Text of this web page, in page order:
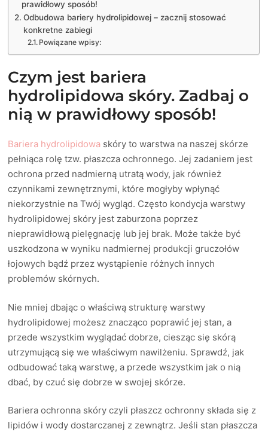
prawidłowy sposób!
Odbudowa bariery hydrolipidowej – zacznij stosować
konkretne zabiegi
Powiązane wpisy:
Czym jest bariera
hydrolipidowa skóry. Zadbaj o
nią w prawidłowy sposób!
Bariera hydrolipidowa skóry to warstwa na naszej skórze
pełniąca rolę tzw. płaszcza ochronnego. Jej zadaniem jest
ochrona przed nadmierną utratą wody, jak również
czynnikami zewnętrznymi, które mogłyby wpłynąć
niekorzystnie na Twój wygląd. Często kondycja warstwy
hydrolipidowej skóry jest zaburzona poprzez
nieprawidłową pielęgnację lub jej brak. Może także być
uszkodzona w wyniku nadmiernej produkcji gruczołów
łojowych bądź przez wystąpienie różnych innych
problemów skórnych.
Nie mniej dbając o właściwą strukturę warstwy
hydrolipidowej możesz znacząco poprawić jej stan, a
przede wszystkim wyglądać dobrze, ciesząc się skórą
utrzymującą się we właściwym nawilżeniu. Sprawdź, jak
odbudować taką warstwę, a przede wszystkim jak o nią
dbać, by czuć się dobrze w swojej skórze.
Bariera ochronna skóry czyli płaszcz ochronny składa się z
lipidów i wody dostarczanej z zewnątrz. Jeśli stan płaszcza